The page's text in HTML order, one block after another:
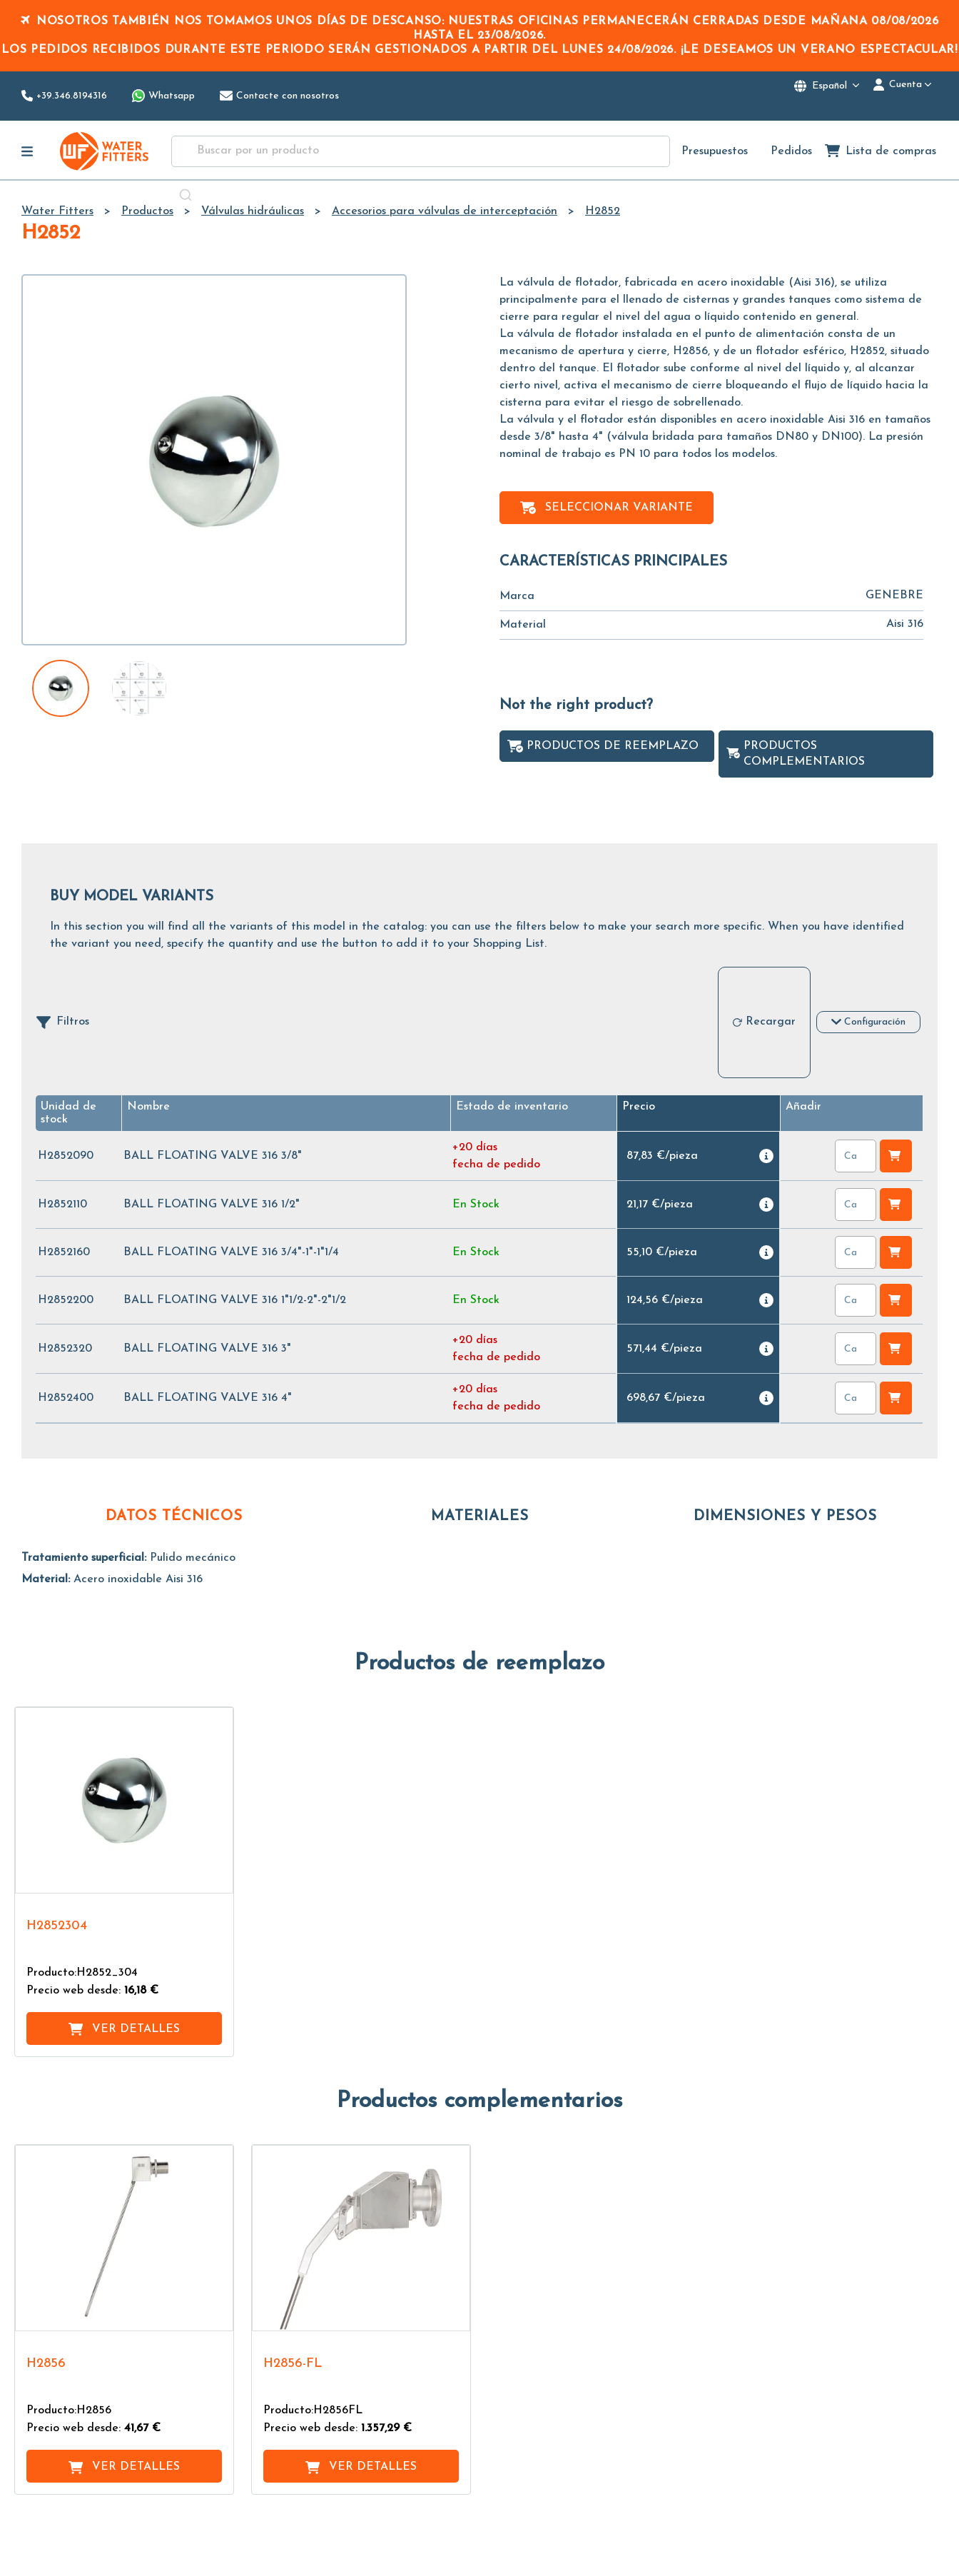
Main
Content
NOSOTROS TAMBIÉN NOS TOMAMOS UNOS DÍAS DE DESCANSO: NUESTRAS OFICINAS PERMANECERÁN CERRADAS DESDE MAÑANA 08/08/2026
HASTA EL 23/08/2026.
LOS PEDIDOS RECIBIDOS DURANTE ESTE PERIODOSERÁN GESTIONADOS A PARTIR DEL LUNES 24/08/2026. ¡LE DESEAMOS UN VERANO ESPECTACULAR!
+39.346.8194316 Whatsapp Contacte con nosotros
Español Cuenta
Presupuestos Pedidos Lista de compras
Water Fitters Productos Válvulas hidráulicas Accesorios para válvulas de interceptación H2852
H2852
La válvula de flotador, fabricada en acero inoxidable (Aisi 316), se utiliza
principalmente para el llenado de cisternas y grandes tanques como sistema de
cierre para regular el nivel del agua o líquido contenido en general.
La válvula de flotador instalada en el punto de alimentación consta de un
mecanismo de apertura y cierre, H2856, y de un flotador esférico, H2852, situado
dentro del tanque. El flotador sube conforme al nivel del líquido y, al alcanzar
cierto nivel, activa el mecanismo de cierre bloqueando el flujo de líquido hacia la
cisterna para evitar el riesgo de sobrellenado.
La válvula y el flotador están disponibles en acero inoxidable Aisi 316 en tamaños
desde 3/8" hasta 4" (válvula bridada para tamaños DN80 y DN100). La presión
nominal de trabajo es PN 10 para todos los modelos.
SELECCIONAR VARIANTE
CARACTERÍSTICAS PRINCIPALES
Marca GENEBRE
Material Aisi 316
Not the right product?
PRODUCTOS DE REEMPLAZO
PRODUCTOS
COMPLEMENTARIOS
BUY MODEL VARIANTS
In this section you will find all the variants of this model in the catalog: you can use the filters below to make your search more specific. When you have identified
the variant you need, specify the quantity and use the button to add it to your Shopping List.
Filtros Recargar Configuración
Unidad de
stock
Nombre Estado de inventario Precio Añadir
H2852090 BALL FLOATING VALVE 316 3/8"
+20 días
fecha de pedido
87,83 €/pieza
H2852110 BALL FLOATING VALVE 316 1/2" En Stock 21,17 €/pieza
H2852160 BALL FLOATING VALVE 316 3/4"-1"-1"1/4 En Stock 55,10 €/pieza
H2852200 BALL FLOATING VALVE 316 1"1/2-2"-2"1/2 En Stock 124,56 €/pieza
H2852320 BALL FLOATING VALVE 316 3"
+20 días
fecha de pedido
571,44 €/pieza
H2852400 BALL FLOATING VALVE 316 4"
+20 días
fecha de pedido
698,67 €/pieza
DATOS TÉCNICOS MATERIALES DIMENSIONES Y PESOS
Tratamiento superficial: Pulido mecánico
Material: Acero inoxidable Aisi 316
Productos de reemplazo
H2852304
Producto:H2852_304
Precio web desde: 16,18 €
VER DETALLES
Productos complementarios
H2856
Producto:H2856
Precio web desde: 41,67 €
VER DETALLES
H2856-FL
Producto:H2856FL
Precio web desde: 1.357,29 €
VER DETALLES